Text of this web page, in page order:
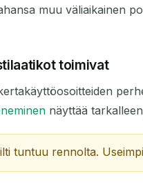
muu väliaikainen
toimivat
näyttää
tuntuu rennolta.